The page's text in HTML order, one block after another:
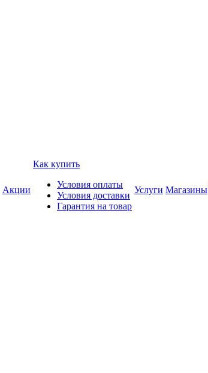
Акции
Как купить
Условия оплаты
Условия доставки
Гарантия на товар
Услуги Магазины